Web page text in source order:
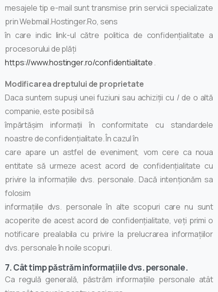
mesajele tip e-mail sunt transmise prin servicii specializate
prin Webmail.Hostinger.Ro, sens
în care indic link-ul către politica de confidențialitate a
procesorului de plăți
https://www.hostinger.ro/confidentialitate.
Modificarea dreptului de proprietate
Daca suntem supuși unei fuziuni sau achiziții cu / de o altă
companie, este posibil să
împărtășim informații în conformitate cu standardele
noastre de confidențialitate. În cazul în
care apare un astfel de eveniment, vom cere ca noua
entitate să urmeze acest acord de confidențialitate cu
privire la informațiile dvs. personale. Dacă intenționăm sa
folosim
informațiile dvs. personale în alte scopuri care nu sunt
acoperite de acest acord de confidențialitate, veți primi o
notificare prealabila cu privire la prelucrarea informațiilor
dvs. personale în noile scopuri.
7. Cât timp păstrăm informațiile dvs. personale.
Ca regulă generală, păstrăm informațiile personale atât